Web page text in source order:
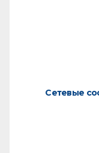
Сетевые